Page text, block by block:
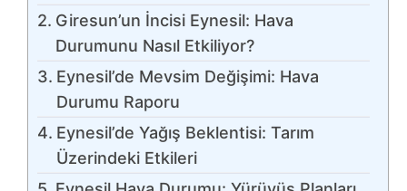
Giresun’un İncisi Eynesil: Hava
Durumunu Nasıl Etkiliyor?
Eynesil’de Mevsim Değişimi: Hava
Durumu Raporu
Eynesil’de Yağış Beklentisi: Tarım
Üzerindeki Etkileri